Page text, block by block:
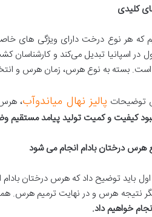
کلیدی
که هر نوع درخت دارای ویژگی های خاصی
در اسپانیا تبدیل می‌کند و کارشناسان
بسته به نوع هرس، زمان هرس و
توضیحات پالیز نهال میاندوآب،
کیفیت و کمیت تولید پیامد
هرس درختان بادام انجام می شود
باید توضیح داد که هرس درختان
نتیجه هرس و در نهایت ترمیم هرس.
خواهیم داد.